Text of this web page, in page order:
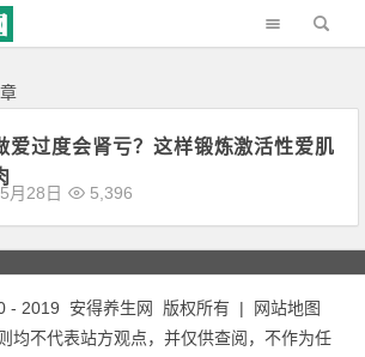
爱过度会肾亏？这样锻炼激活性爱肌
月28日 5,396
- 2019 安得养生网 版权所有 |
网站地图
均不代表站方观点，并仅供查阅，不作为任